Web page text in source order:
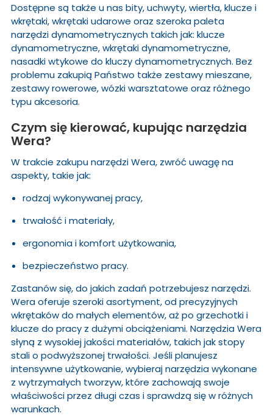
Dostępne są także u nas bity, uchwyty, wiertła, klucze i
wkrętaki, wkrętaki udarowe oraz szeroka paleta
narzędzi dynamometrycznych takich jak: klucze
dynamometryczne, wkrętaki dynamometryczne,
nasadki wtykowe do kluczy dynamometrycznych. Bez
problemu zakupią Państwo także zestawy mieszane,
zestawy rowerowe, wózki warsztatowe oraz różnego
typu akcesoria.
Czym się kierować, kupując narzędzia
Wera?
W trakcie zakupu narzędzi Wera, zwróć uwagę na
aspekty, takie jak:
rodzaj wykonywanej pracy,
trwałość i materiały,
ergonomia i komfort użytkowania,
bezpieczeństwo pracy.
Zastanów się, do jakich zadań potrzebujesz narzędzi.
Wera oferuje szeroki asortyment, od precyzyjnych
wkrętaków do małych elementów, aż po grzechotki i
klucze do pracy z dużymi obciążeniami. Narzędzia Wera
słyną z wysokiej jakości materiałów, takich jak stopy
stali o podwyższonej trwałości. Jeśli planujesz
intensywne użytkowanie, wybieraj narzędzia wykonane
z wytrzymałych tworzyw, które zachowają swoje
właściwości przez długi czas i sprawdzą się w różnych
warunkach.